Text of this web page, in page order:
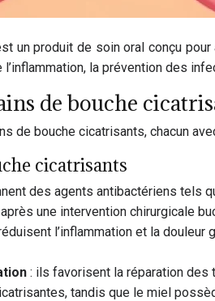
un produit de soin oral conçu
la prévention des
de bouche
de bouche cicatrisants, chacun
cicatrisants
des agents antibactériens tels
une intervention chirurgicale
l’inflammation et la
: ils favorisent la réparation des
tandis que le miel